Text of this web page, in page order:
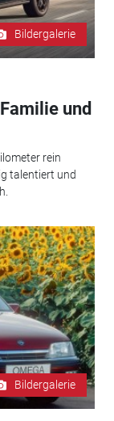
Bildergalerie
und
rein
talentiert und
Bildergalerie